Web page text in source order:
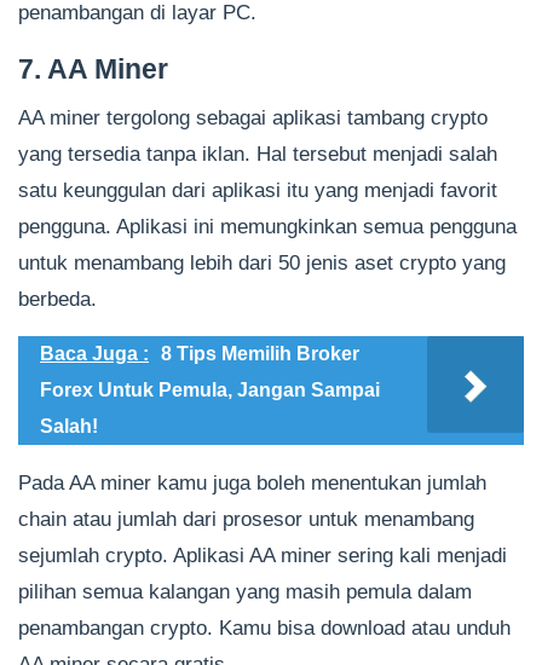
penambangan di layar PC.
7. AA Miner
AA miner tergolong sebagai aplikasi tambang crypto
yang tersedia tanpa iklan. Hal tersebut menjadi salah
satu keunggulan dari aplikasi itu yang menjadi favorit
pengguna. Aplikasi ini memungkinkan semua pengguna
untuk menambang lebih dari 50 jenis aset crypto yang
berbeda.
Baca Juga :
8 Tips Memilih Broker
Forex Untuk Pemula, Jangan Sampai
Salah!
Pada AA miner kamu juga boleh menentukan jumlah
chain atau jumlah dari prosesor untuk menambang
sejumlah crypto. Aplikasi AA miner sering kali menjadi
pilihan semua kalangan yang masih pemula dalam
penambangan crypto. Kamu bisa download atau unduh